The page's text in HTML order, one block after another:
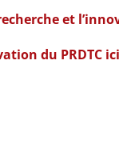
et
du PRDTC